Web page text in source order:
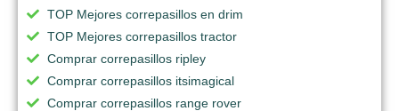
TOP Mejores correpasillos en drim
TOP Mejores correpasillos tractor
Comprar correpasillos ripley
Comprar correpasillos itsimagical
Comprar correpasillos range rover